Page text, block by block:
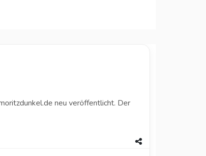
neu veröffentlicht. Der